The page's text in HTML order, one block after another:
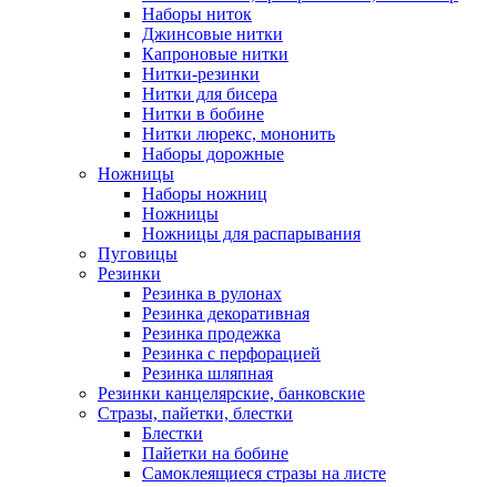
Наборы ниток
Джинсовые нитки
Капроновые нитки
Нитки-резинки
Нитки для бисера
Нитки в бобине
Нитки люрекс, мононить
Наборы дорожные
Ножницы
Наборы ножниц
Ножницы
Ножницы для распарывания
Пуговицы
Резинки
Резинка в рулонах
Резинка декоративная
Резинка продежка
Резинка с перфорацией
Резинка шляпная
Резинки канцелярские, банковские
Стразы, пайетки, блестки
Блестки
Пайетки на бобине
Самоклеящиеся стразы на листе